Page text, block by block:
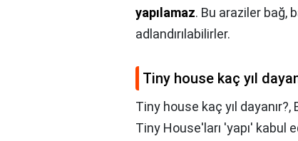
yapılamaz. Bu araziler bağ,
adlandırılabilirler.
Tiny house kaç yıl
Tiny house kaç yıl dayanır?,
Tiny House'ları 'yapı' kabul